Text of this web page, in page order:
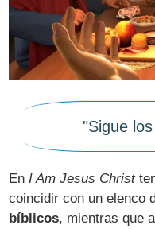
"Sigue
En I Am Jesus Christ
coincidir con un elenco
bíblicos, mientras que